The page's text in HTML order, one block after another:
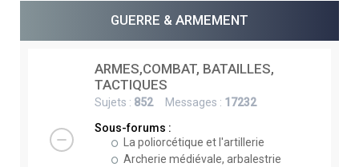
GUERRE & ARMEMENT
ARMES,COMBAT, BATAILLES,
TACTIQUES
Sujets : 852Messages : 17232
Sous-forums :
La poliorcétique et l'artillerie
Archerie médiévale, arbalestrie